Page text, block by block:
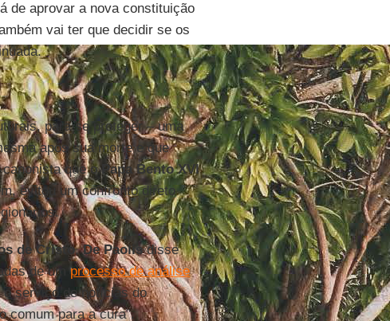
de aprovar a nova constituição
vai ter que decidir se os
para se proteger – uma
após sua morte e que
que oPapa Bento XVI
evitou um confronto direto
de Cristo,De Paolisdisse
de um processo de análise
o serviço de notícias do
comum para a cura”.